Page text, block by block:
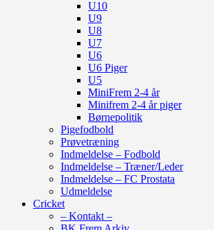
U10
U9
U8
U7
U6
U6 Piger
U5
MiniFrem 2-4 år
Minifrem 2-4 år piger
Børnepolitik
Pigefodbold
Prøvetræning
Indmeldelse – Fodbold
Indmeldelse – Træner/Leder
Indmeldelse – FC Prostata
Udmeldelse
Cricket
– Kontakt –